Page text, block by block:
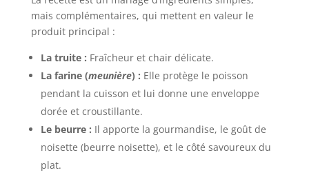
mais complémentaires, qui mettent en valeur le
produit principal :
La truite : Fraîcheur et chair délicate.
La farine (meunière) : Elle protège le poisson
pendant la cuisson et lui donne une enveloppe
dorée et croustillante.
Le beurre : Il apporte la gourmandise, le goût de
noisette (beurre noisette), et le côté savoureux du
plat.